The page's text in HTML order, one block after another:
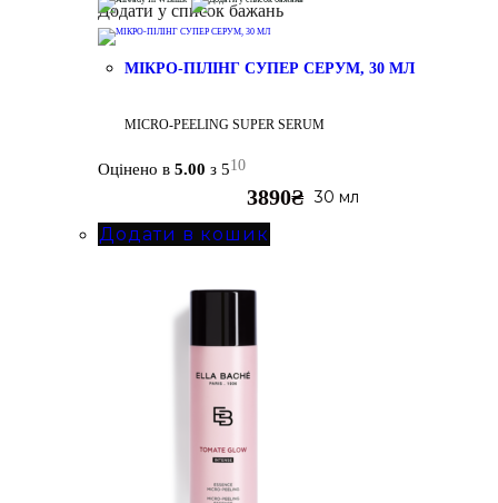
Додати у список бажань
МІКРО-ПІЛІНГ СУПЕР СЕРУМ, 30 МЛ
MICRO-PEELING SUPER SERUM
Оцінено в 5.00 з 510
30 мл
3890₴
Додати в кошик